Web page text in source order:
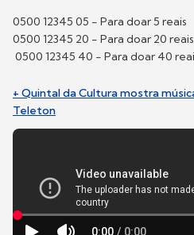
0500 12345 05 - Para doar 5 reais
0500 12345 20 - Para doar 20 reais
0500 12345 40 - Para doar 40
+ Quintal da Cultura mostra
Teleton